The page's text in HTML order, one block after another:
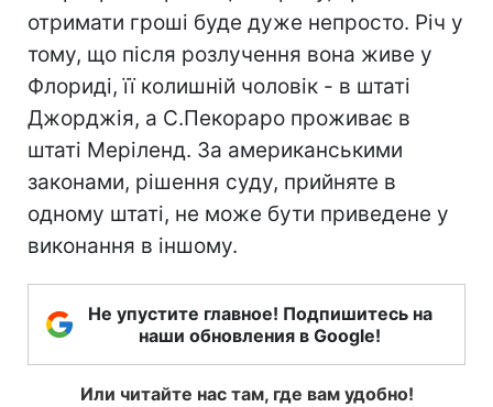
отримати гроші буде дуже непросто. Річ у
тому, що після розлучення вона живе у
Флориді, її колишній чоловік - в штаті
Джорджія, а С.Пекораро проживає в
штаті Меріленд. За американськими
законами, рішення суду, прийняте в
одному штаті, не може бути приведене у
виконання в іншому.
Не упустите главное! Подпишитесь на
наши обновления в Google!
Или читайте нас там, где вам удобно!